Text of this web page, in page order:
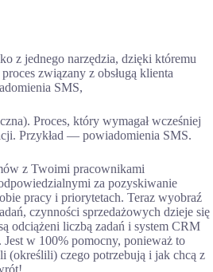
z jednego narzędzia, dzięki któremu
związany z obsługą klienta
SMS,
Proces, który wymagał wcześniej
Przykład — powiadomienia SMS.
z Twoimi pracownikami
za pozyskiwanie
pracy i priorytetach. Teraz wyobraź
czynności sprzedażowych dzieje się
odciążeni liczbą zadań i system CRM
Jest w 100% pomocny, ponieważ to
(określili) czego potrzebują i jak chcą z